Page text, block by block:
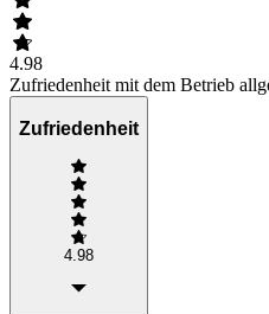
4.98
Zufriedenheit mit dem Betrieb
Zufriedenheit
4.98